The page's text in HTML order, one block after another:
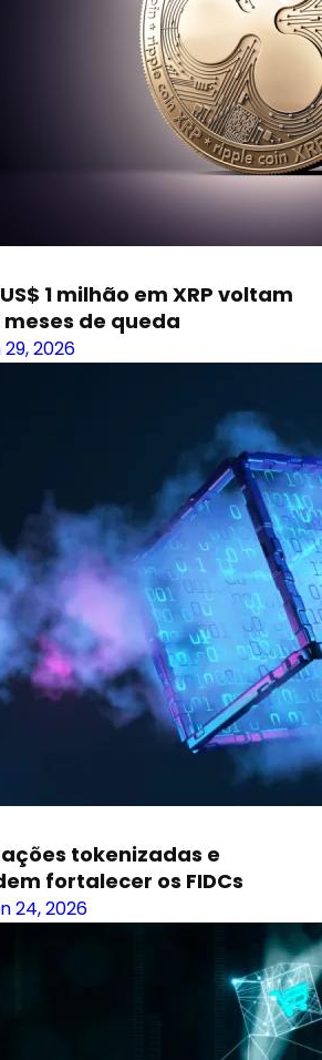
1 milhão em XRP voltam
de queda
29, 2026
tokenizadas e
fortalecer os FIDCs
24, 2026